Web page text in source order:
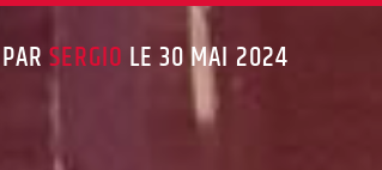
SERGIO LE 30 MAI 2024